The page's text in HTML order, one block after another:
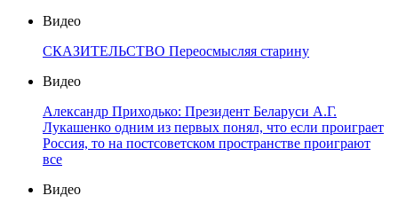
Видео
СКАЗИТЕЛЬСТВО Переосмысляя старину
Видео
Александр Приходько: Президент Беларуси А.Г.
Лукашенко одним из первых понял, что если проиграет
Россия, то на постсоветском пространстве проиграют
все
Видео